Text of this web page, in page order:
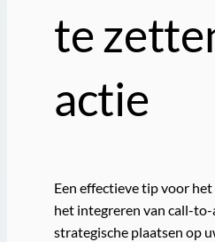
te
actie
Een effectieve tip voor
het integreren van call-
strategische plaatsen op